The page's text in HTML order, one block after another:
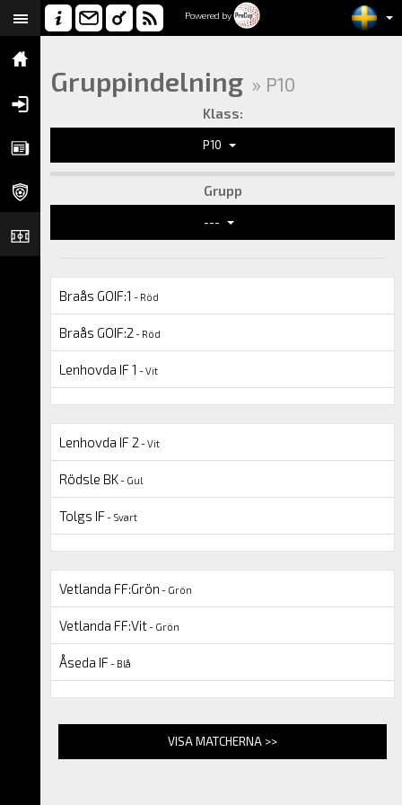
Powered by
Gruppindelning » P10
Klass:
P10
Grupp
---
Braås GOIF:1 - Röd
Braås GOIF:2 - Röd
Lenhovda IF 1 - Vit
Lenhovda IF 2 - Vit
Rödsle BK- Gul
Tolgs IF- Svart
Vetlanda FF:Grön - Grön
Vetlanda FF:Vit- Grön
Åseda IF- Blå
VISA MATCHERNA >>